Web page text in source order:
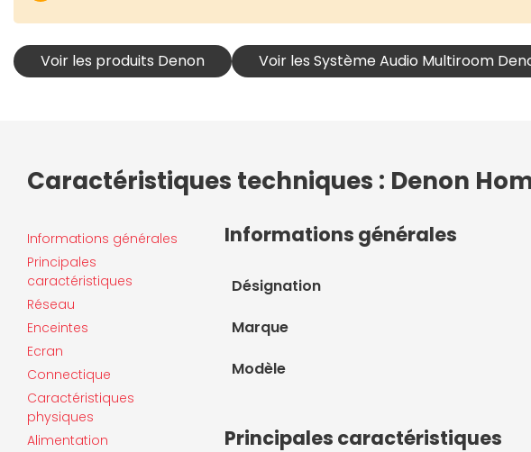
Voir les produits Denon Voir les Système Audio Multiroom
Caractéristiques techniques : Denon
Informations générales
Principales
caractéristiques
Réseau
Enceintes
Ecran
Connectique
Caractéristiques
physiques
Alimentation
Informations générales
Désignation
Marque
Modèle
Principales caractéristiques